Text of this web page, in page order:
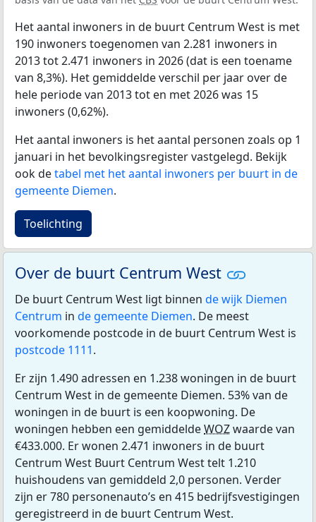
Het aantal inwoners in de buurt Centrum West is met
190 inwoners toegenomen van 2.281 inwoners in
2013 tot 2.471 inwoners in 2026 (dat is een toename
van 8,3%). Het gemiddelde verschil per jaar over de
hele periode van 2013 tot en met 2026 was 15
inwoners (0,62%).
Het aantal inwoners is het aantal personen zoals op 1
januari in het bevolkingsregister vastgelegd. Bekijk
ook detabel met het aantal inwoners per buurt in de
gemeente Diemen.
Toelichting
Over de buurt Centrum West
De buurt Centrum West ligt binnen de wijk Diemen
Centrum in de gemeente Diemen. De meest
voorkomende postcode in de buurt Centrum West is
postcode 1111.
Er zijn 1.490 adressen en 1.238 woningen in de buurt
Centrum West in de gemeente Diemen. 53% van de
woningen in de buurt is een koopwoning. De
woningen hebben een gemiddeldeWOZwaarde van
€433.000. Er wonen 2.471 inwoners in de buurt
Centrum West Buurt Centrum West telt 1.210
huishoudens van gemiddeld 2,0 personen. Verder
zijn er 780 personenauto’s en 415 bedrijfsvestigingen
geregistreerd in de buurt Centrum West.